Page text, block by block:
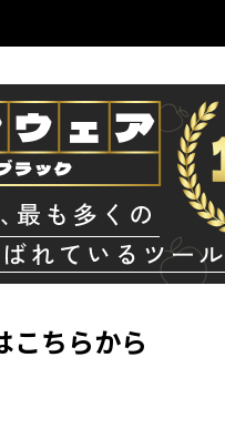
こちらから